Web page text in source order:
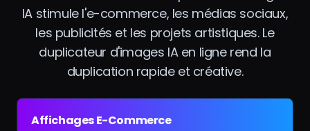
IA stimule l'e-commerce, les médias sociaux,
les publicités et les projets artistiques. Le
duplicateur d'images IA en ligne rend la
duplication rapide et créative.
Affichages E-Commerce